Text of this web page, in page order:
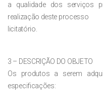
a qualidade dos serviços
realização deste processo
licitatório.
3 – DESCRIÇÃO DO OBJETO
Os produtos a serem
especificações: